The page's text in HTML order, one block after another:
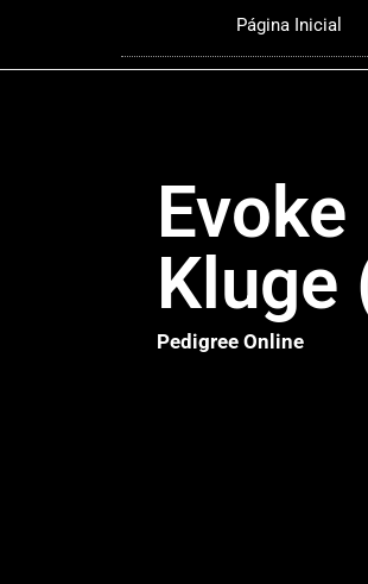
Página Inicial
Kluge
Pedigree Online